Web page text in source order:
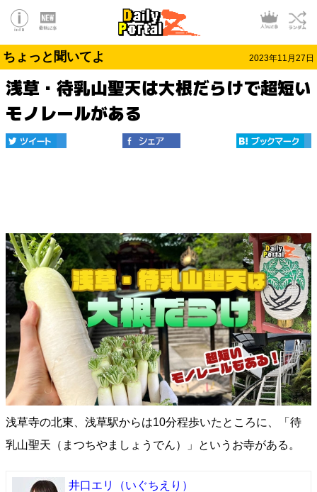
ちょっと聞いてよ 2023年11月27日
浅草・待乳山聖天は大根だらけで超短い
モノレールがある
浅草寺の北東、浅草駅からは10分程歩いたところに、「待
乳山聖天（まつちやましょうでん）」というお寺がある。
井口エリ
（いぐちえり）